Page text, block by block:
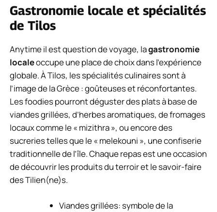
Gastronomie locale et spécialités
de Tilos
Anytime il est question de voyage, lagastronomie
localeoccupe une place de choix dans l’expérience
globale. À Tilos, les spécialités culinaires sont à
l’image de la Grèce : goûteuses et réconfortantes.
Les foodies pourront déguster des plats à base de
viandes grillées, d’herbes aromatiques, de fromages
locaux comme le « mizithra », ou encore des
sucreries telles que le « melekouni », une confiserie
traditionnelle de l’île. Chaque repas est une occasion
de découvrir les produits du terroir et le savoir-faire
des Tilien(ne)s.
Viandes grillées: symbole de la